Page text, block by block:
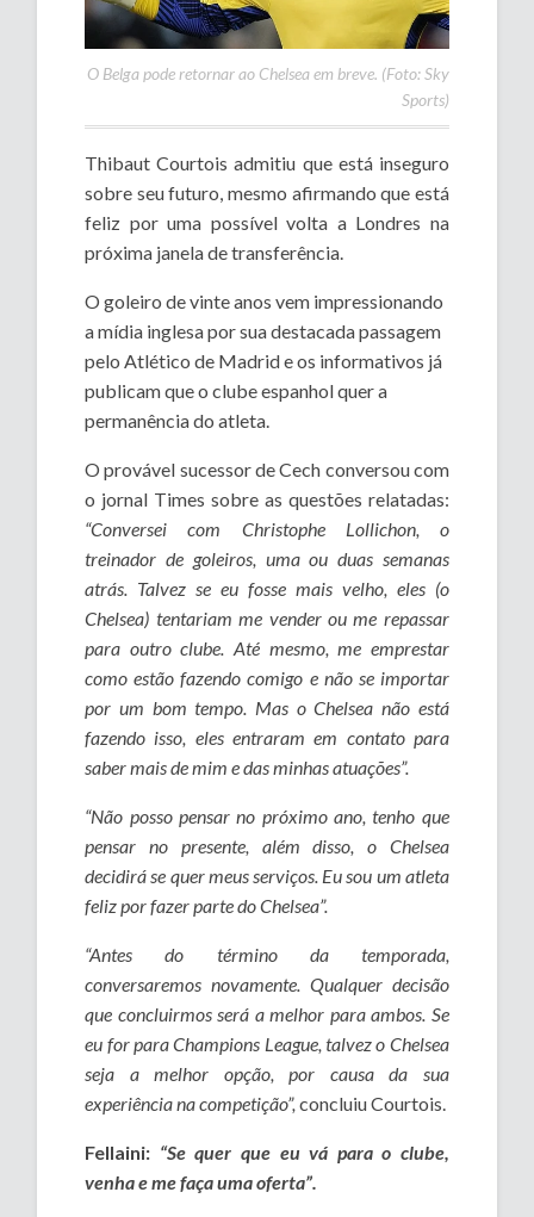
O Belga pode retornar ao Chelsea em breve. (Foto: Sky
Sports)
Thibaut Courtois admitiu que está inseguro
sobre seu futuro, mesmo afirmando que está
feliz por uma possível volta a Londres na
próxima janela de transferência.
O goleiro de vinte anos vem impressionando
a mídia inglesa por sua destacada passagem
pelo Atlético de Madrid e os informativos já
publicam que o clube espanhol quer a
permanência do atleta.
O provável sucessor de Cech conversou com
o jornal Times sobre as questões relatadas:
“Conversei com Christophe Lollichon, o
treinador de goleiros, uma ou duas semanas
atrás. Talvez se eu fosse mais velho, eles (o
Chelsea) tentariam me vender ou me repassar
para outro clube. Até mesmo, me emprestar
como estão fazendo comigo e não se importar
por um bom tempo. Mas o Chelsea não está
fazendo isso, eles entraram em contato para
saber mais de mim e das minhas atuações”.
“Não posso pensar no próximo ano, tenho que
pensar no presente, além disso, o Chelsea
decidirá se quer meus serviços. Eu sou um atleta
feliz por fazer parte do Chelsea”.
“Antes do término da temporada,
conversaremos novamente. Qualquer decisão
que concluirmos será a melhor para ambos. Se
eu for para Champions League, talvez o Chelsea
seja a melhor opção, por causa da sua
experiência na competição”, concluiu Courtois.
Fellaini: “Se quer que eu vá para o clube,
venha e me faça uma oferta”.